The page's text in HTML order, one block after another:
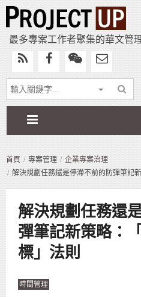
最多專案工作者聚集的華文管
首頁 專案管理
企業專案治理
解決規劃任務還是停滯不前的防彈筆記
解決規劃任務還
彈筆記新策略：
標」法則
時間管理